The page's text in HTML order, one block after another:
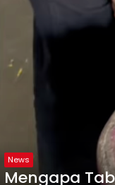
News
Mengapa